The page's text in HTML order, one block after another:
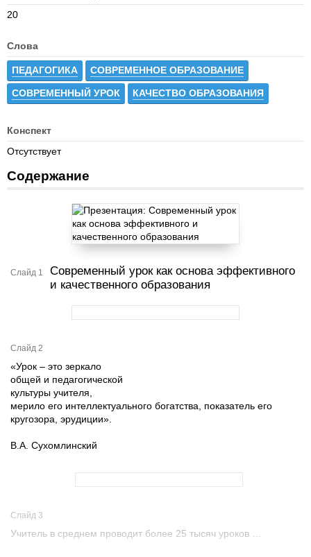
20
Слова
ПЕДАГОГИКА СОВРЕМЕННОЕ ОБРАЗОВАНИЕ
СОВРЕМЕННЫЙ УРОК КАЧЕСТВО ОБРАЗОВАНИЯ
Конспект
Отсутствует
Содержание
Слайд 1
Современный урок как основа эффективного
и качественного образования
Слайд 2
«Урок – это зеркало
общей и педагогической
культуры учителя,
мерило его интеллектуального богатства, показатель его
кругозора, эрудиции».
В.А. Сухомлинский
Слайд 3
Учитель в среднем проводит более 25 тысяч уроков …